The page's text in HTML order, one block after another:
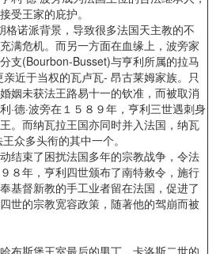
受王家的庇护。
诺派背景，导致很多法国天主教的不
满危机。而另一方面在血缘上，波旁家
支(Bourbon-Busset)与亨利所属的拉马
近于当权的瓦卢瓦- 昂古莱姆家族。只
姻未获法王路易十一的钦准，而被取消
·德·波旁在１５８９年，亨利三世遇刺身
。而纳瓦拉王国亦同时并入法国，纳瓦
众多头衔的其中一个。
束了困扰法国多年的宗教战争，令法
８年，亨利四世颁布了南特敕令，施行
基督新教的手工业者留在法国，促进了
世的宗教宽容政策，随著他的驾崩而被
斯堡王室最后的男丁，卡洛斯二世的